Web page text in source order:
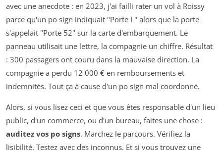
avec une anecdote : en 2023, j'ai failli rater un vol à Roissy
parce qu'un po sign indiquait "Porte L" alors que la porte
s'appelait "Porte 52" sur la carte d'embarquement. Le
panneau utilisait une lettre, la compagnie un chiffre. Résultat
: 300 passagers ont couru dans la mauvaise direction. La
compagnie a perdu 12 000 € en remboursements et
indemnités. Tout ça à cause d'un po sign mal coordonné.
Alors, si vous lisez ceci et que vous êtes responsable d'un lieu
public, d'un commerce, ou d'un bureau, faites une chose :
auditez vos po signs. Marchez le parcours. Vérifiez la
lisibilité. Testez avec des inconnus. Et si vous trouvez une